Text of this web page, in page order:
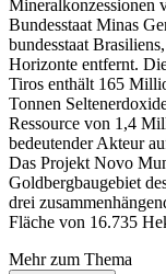
Mineralkonzessionen
Bundesstaat Minas
bundesstaat
Horizonte entfernt.
Tiros enthält 165
Tonnen
Ressource von 1,4
bedeutender Akteur
Das Projekt Novo
Goldbergbaugebiet
drei
Fläche von 16.735
Mehr zum Thema